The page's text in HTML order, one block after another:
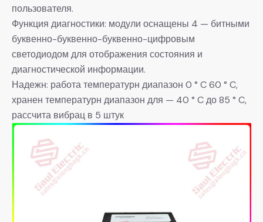
пользователя.
Функция диагностики: модули оснащены 4 — битными
буквенно-буквенно-буквенно-цифровым
светодиодом для отображения состояния и
диагностической информации.
Надежн: работа температурн диапазон 0 ° C 60 ° C,
хранен температурн диапазон для — 40 ° C до 85 ° C,
рассчита вибрац в 5 штук